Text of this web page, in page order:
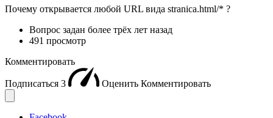
Почему открывается любой URL вида stranica.html/* ?
Вопрос задан более трёх лет назад
491 просмотр
Комментировать
Подписаться 3 Оценить Комментировать